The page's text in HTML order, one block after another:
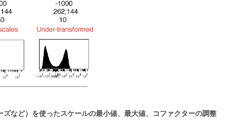
など）を使ったスケールの最小値、最大値、コファクターの調整